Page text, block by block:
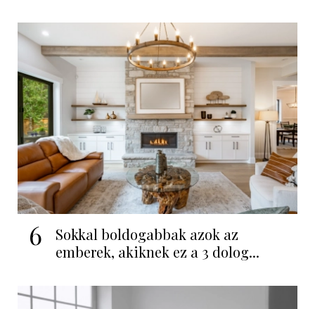
6
Sokkal boldogabbak azok az
emberek, akiknek ez a 3 dolog...